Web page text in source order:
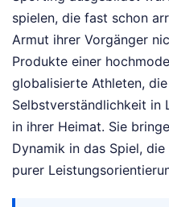
spielen, die fast schon
Armut ihrer Vorgänger
Produkte einer
globalisierte Athleten,
Selbstverständlichkeit in
in ihrer Heimat. Sie
Dynamik in das Spiel,
purer